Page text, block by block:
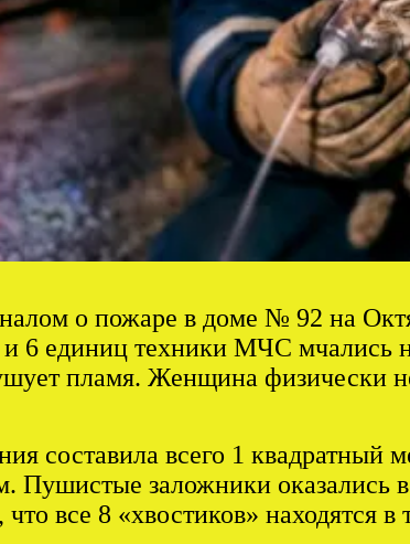
о пожаре в доме № 92 на
6 единиц техники МЧС мчались
пламя. Женщина физически
составила всего 1 квадратный
Пушистые заложники оказались
все 8 «хвостиков» находятся